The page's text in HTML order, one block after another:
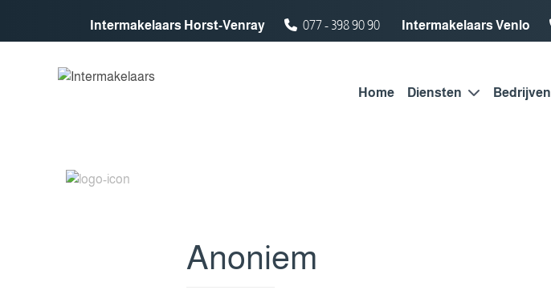
Intermakelaars Horst-Venray
077 - 398 90 90 Intermakelaars Venlo
Home Diensten Bedrijven
Anoniem